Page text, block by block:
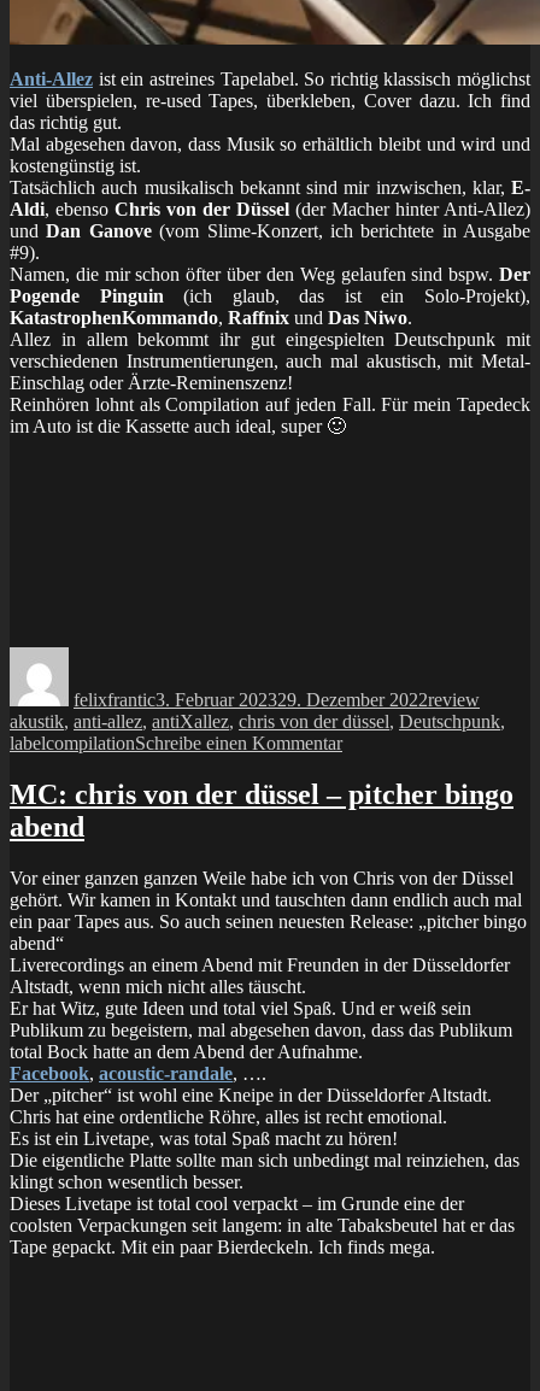
Anti-Allez ist ein astreines Tapelabel. So richtig klassisch möglichst
viel überspielen, re-used Tapes, überkleben, Cover dazu. Ich find
das richtig gut.
Mal abgesehen davon, dass Musik so erhältlich bleibt und wird und
kostengünstig ist.
Tatsächlich auch musikalisch bekannt sind mir inzwischen, klar, E-
Aldi, ebenso Chris von der Düssel (der Macher hinter Anti-Allez)
undDan Ganove(vom Slime-Konzert, ich berichtete in Ausgabe
#9).
Namen, die mir schon öfter über den Weg gelaufen sind bspw. Der
Pogende Pinguin (ich glaub, das ist ein Solo-Projekt),
KatastrophenKommando, Raffnix und Das Niwo.
Allez in allem bekommt ihr gut eingespielten Deutschpunk mit
verschiedenen Instrumentierungen, auch mal akustisch, mit Metal-
Einschlag oder Ärzte-Reminenszenz!
Reinhören lohnt als Compilation auf jeden Fall. Für mein Tapedeck
im Auto ist die Kassette auch ideal, super 🙂
felixfrantic3. Februar 202329. Dezember 2022review
akustik, anti-allez, antiXallez, chris von der düssel, Deutschpunk,
labelcompilationSchreibe einen Kommentarzu
antiXallez
–
#1
MC: chris von der düssel – pitcher bingo
abend
Vor einer ganzen ganzen Weile habe ich von Chris von der Düssel
gehört. Wir kamen in Kontakt und tauschten dann endlich auch mal
ein paar Tapes aus. So auch seinen neuesten Release: „pitcher bingo
abend“
Liverecordings an einem Abend mit Freunden in der Düsseldorfer
Altstadt, wenn mich nicht alles täuscht.
Er hat Witz, gute Ideen und total viel Spaß. Und er weiß sein
Publikum zu begeistern, mal abgesehen davon, dass das Publikum
total Bock hatte an dem Abend der Aufnahme.
Facebook, acoustic-randale, ….
Der „pitcher“ ist wohl eine Kneipe in der Düsseldorfer Altstadt.
Chris hat eine ordentliche Röhre, alles ist recht emotional.
Es ist ein Livetape, was total Spaß macht zu hören!
Die eigentliche Platte sollte man sich unbedingt mal reinziehen, das
klingt schon wesentlich besser.
Dieses Livetape ist total cool verpackt – im Grunde eine der
coolsten Verpackungen seit langem: in alte Tabaksbeutel hat er das
Tape gepackt. Mit ein paar Bierdeckeln. Ich finds mega.